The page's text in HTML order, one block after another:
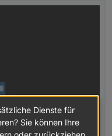
Dienste für
Sie können Ihre